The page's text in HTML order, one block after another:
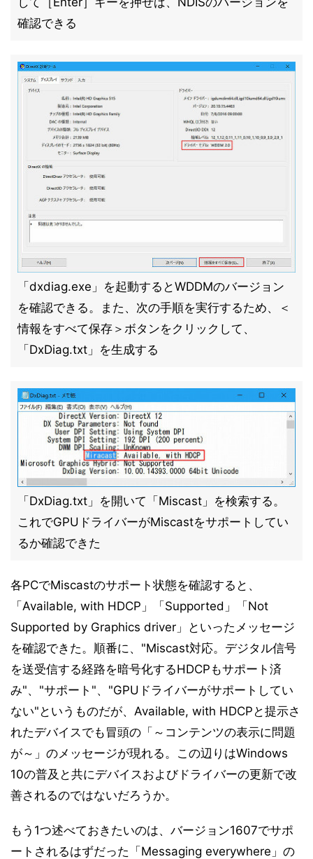
確認できる
「dxdiag.exe」を起動するとWDDMのバージョン
を確認できる。また、次の手順を実行するため、＜
情報をすべて保存＞ボタンをクリックして、
「DxDiag.txt」を生成する
「DxDiag.txt」を開いて「Miscast」を検索する。
これでGPUドライバーがMiscastをサポートしてい
るか確認できた
各PCでMiscastのサポート状態を確認すると、
「Available, with HDCP」「Supported」「Not
Supported by Graphics driver」といったメッセージ
を確認できた。順番に、"Miscast対応。デジタル信号
を送受信する経路を暗号化するHDCPもサポート済
み"、"サポート"、"GPUドライバーがサポートしてい
ない"というものだが、Available, with HDCPと提示さ
れたデバイスでも冒頭の「～コンテンツの表示に問題
が～」のメッセージが現れる。この辺りはWindows
10の普及と共にデバイスおよびドライバーの更新で改
善されるのではないだろうか。
もう1つ述べておきたいのは、バージョン1607でサポ
ートされるはずだった「Messaging everywhere」の